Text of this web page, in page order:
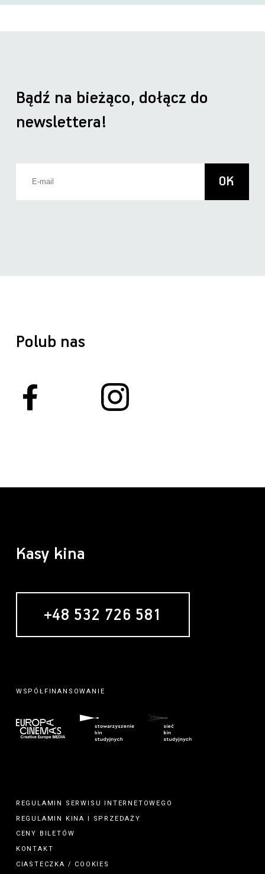
Polub nas
Bądź na bieżąco, dołącz do
newslettera!
Kasy kina
+48 532 726 581
WSPÓŁFINANSOWANIE
REGULAMIN SERWISU INTERNETOWEGO
REGULAMIN KINA I
SPRZEDAŻY
CENY BILETÓW
KONTAKT
CIASTECZKA / COOKIES